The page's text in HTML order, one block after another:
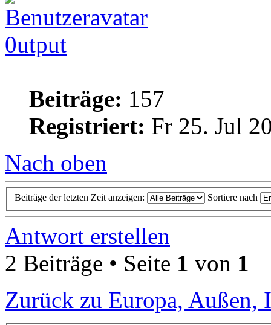
0utput
Beiträge: 157
Registriert: Fr 25. Jul
Nach oben
Beiträge der letzten Zeit anzeigen: Sortiere nach
Antwort erstellen
2 Beiträge • Seite 1 von 1
Zurück zu Europa, Außen,